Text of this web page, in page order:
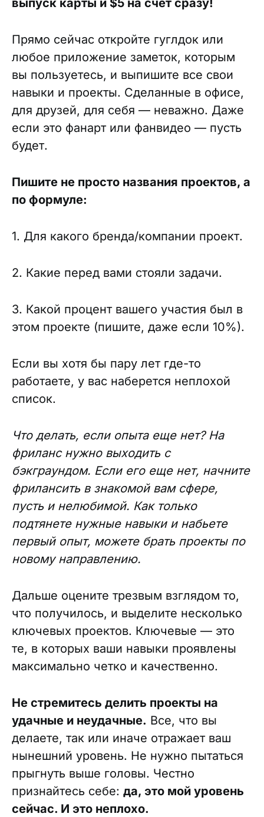
выпуск карты и $5 на счет сразу!
Прямо сейчас откройте гуглдок или
любое приложение заметок, которым
вы пользуетесь, и выпишите все свои
навыки и проекты. Сделанные в офисе,
для друзей, для себя — неважно. Даже
если это фанарт или фанвидео — пусть
будет.
Пишите не просто названия проектов, а
по формуле:
1. Для какого бренда/компании проект.
2. Какие перед вами стояли задачи.
3. Какой процент вашего участия был в
этом проекте (пишите, даже если 10%).
Если вы хотя бы пару лет где-то
работаете, у вас наберется неплохой
список.
Что делать, если опыта еще нет? На
фриланс нужно выходить с
бэкграундом. Если его еще нет, начните
фрилансить в знакомой вам сфере,
пусть и нелюбимой. Как только
подтянете нужные навыки и набьете
первый опыт, можете брать проекты по
новому направлению.
Дальше оцените трезвым взглядом то,
что получилось, и выделите несколько
ключевых проектов. Ключевые — это
те, в которых ваши навыки проявлены
максимально четко и качественно.
Не стремитесь делить проекты на
удачные и неудачные. Все, что вы
делаете, так или иначе отражает ваш
нынешний уровень. Не нужно пытаться
прыгнуть выше головы. Честно
признайтесь себе: да, это мой уровень
сейчас. И это неплохо.